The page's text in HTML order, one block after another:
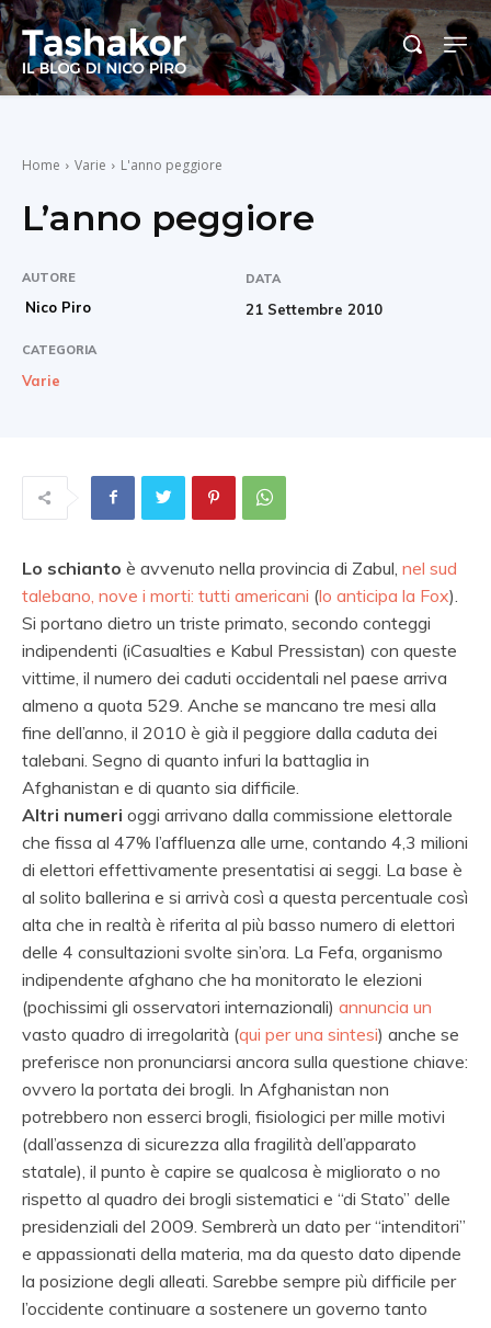
Home Varie L'anno peggiore
L’anno peggiore
AUTORE
Nico Piro
DATA
21 Settembre 2010
CATEGORIA
Varie
Lo schianto è avvenuto nella provincia di Zabul, nel sud
talebano, nove i morti: tutti americani (lo anticipa la Fox).
Si portano dietro un triste primato, secondo conteggi
indipendenti (iCasualties e Kabul Pressistan) con queste
vittime, il numero dei caduti occidentali nel paese arriva
almeno a quota 529. Anche se mancano tre mesi alla
fine dell’anno, il 2010 è già il peggiore dalla caduta dei
talebani. Segno di quanto infuri la battaglia in
Afghanistan e di quanto sia difficile.
Altri numeri oggi arrivano dalla commissione elettorale
che fissa al 47% l’affluenza alle urne, contando 4,3 milioni
di elettori effettivamente presentatisi ai seggi. La base è
al solito ballerina e si arrivà così a questa percentuale così
alta che in realtà è riferita al più basso numero di elettori
delle 4 consultazioni svolte sin’ora. La Fefa, organismo
indipendente afghano che ha monitorato le elezioni
(pochissimi gli osservatori internazionali) annuncia un
vasto quadro di irregolarità (qui per una sintesi) anche se
preferisce non pronunciarsi ancora sulla questione chiave:
ovvero la portata dei brogli. In Afghanistan non
potrebbero non esserci brogli, fisiologici per mille motivi
(dall’assenza di sicurezza alla fragilità dell’apparato
statale), il punto è capire se qualcosa è migliorato o no
rispetto al quadro dei brogli sistematici e “di Stato” delle
presidenziali del 2009. Sembrerà un dato per “intenditori”
e appassionati della materia, ma da questo dato dipende
la posizione degli alleati. Sarebbe sempre più difficile per
l’occidente continuare a sostenere un governo tanto